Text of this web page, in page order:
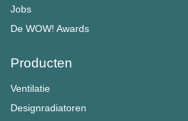
Jobs
De WOW! Awards
Producten
Ventilatie
Designradiatoren